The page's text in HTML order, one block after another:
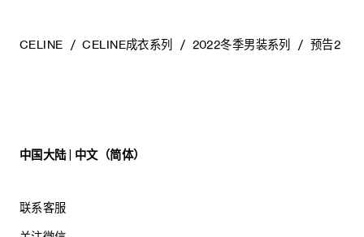
CELINE CELINE成衣系列 2022冬季男装系列 预告2
中国大陆 | 中文（简体）
联系客服